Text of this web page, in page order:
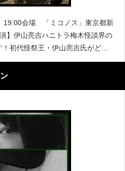
会場 「ミコノス」東京都新
】伊山亮吉ハニトラ梅木怪談界の
初代怪祭王・伊山亮吉氏がどう
．タブーことハニトラ梅木氏が